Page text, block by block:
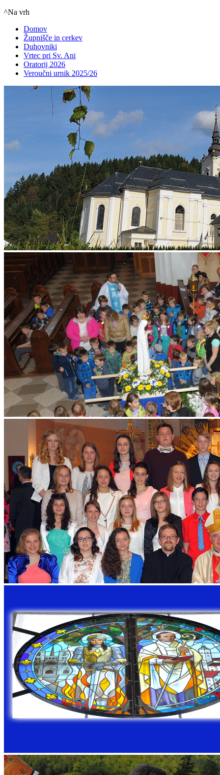
^Na vrh
Domov
Župnišče in cerkev
Duhovniki
Vrtec pri Sv. Ani
Oratorij 2026
Veroučni urnik 2025/26